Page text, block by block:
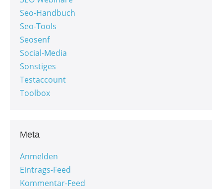
Seo-Handbuch
Seo-Tools
Seosenf
Social-Media
Sonstiges
Testaccount
Toolbox
Meta
Anmelden
Eintrags-Feed
Kommentar-Feed